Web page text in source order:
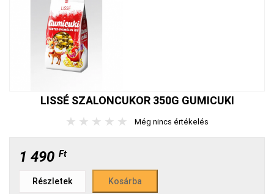
LISSÉ SZALONCUKOR 350G GUMICUKI
★ ★ ★ ★ ★ Még nincs értékelés
1 490 Ft
Részletek